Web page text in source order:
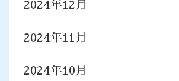
2024年12月
2024年11月
2024年10月